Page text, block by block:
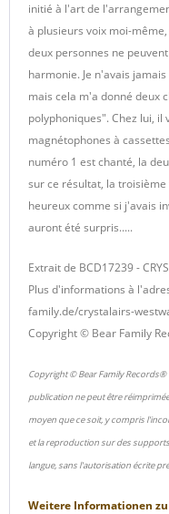
initié à l'art de
à plusieurs voix moi-
deux personnes ne
harmonie. Je n'avais
mais cela m'a donné deux
polyphoniques". Chez lui, il
magnétophones à
numéro 1 est chanté, la
sur ce résultat, la
heureux comme si j'avais
auront été surpris.....
Extrait de BCD17239 -
Plus d'informations à
family.de/crystalairs-
Copyright © Bear Family
Copyright © Bear Family
publication ne peut être
moyen que ce soit, y compris
et la reproduction sur des
langue, sans l'autorisation écrite
Weitere Informationen zu